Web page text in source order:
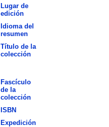
Lugar de
edición
Idioma del
resumen
Título de la
colección
Fascículo
de la
colección
ISBN
Expedición